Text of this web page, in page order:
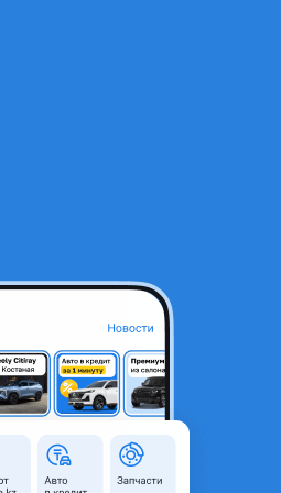
кулак
Алматы, Алматинская